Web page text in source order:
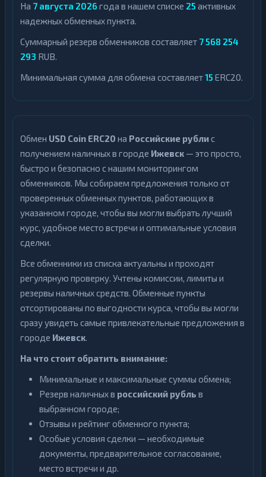
На 7 августа 2026 года в нашем списке 25 активных
надежных обменных пункта.
Суммарный резерв обменников составляет 7 568 254
293 RUB.
Минимальная сумма для обмена составляет15 ERC20.
Обмен USD Coin ERC20 на Российские рублис
получением наличных в городе Ижевск — это просто,
быстро и безопасно с нашим мониторингом
обменников. Мы собираем предложения только от
проверенных обменных пунктов, работающих в
указанном городе, чтобы вы могли выбрать лучший
курс, удобное место встречи и оптимальные условия
сделки.
Все обменники из списка актуальны и проходят
регулярную проверку. Учтены комиссии, лимиты и
резервы наличных средств. Обменные пункты
отсортированы по выгодности курса, чтобы вы могли
сразу увидеть самые привлекательные предложения в
городе Ижевск.
На что стоит обратить внимание:
Минимальные и максимальные суммы обмена;
Резерв наличных в российский рубль в
выбранном городе;
Отзывы и рейтинг обменного пункта;
Особые условия сделки — необходимые
документы, предварительное согласование,
место встречи и др.